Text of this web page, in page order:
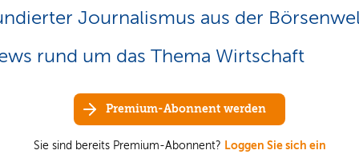
Journalismus aus der
rund um das Thema Wirtschaft
Premium-Abonnent werden
Sie sind bereits Premium-Abonnent? Loggen Sie sich ein